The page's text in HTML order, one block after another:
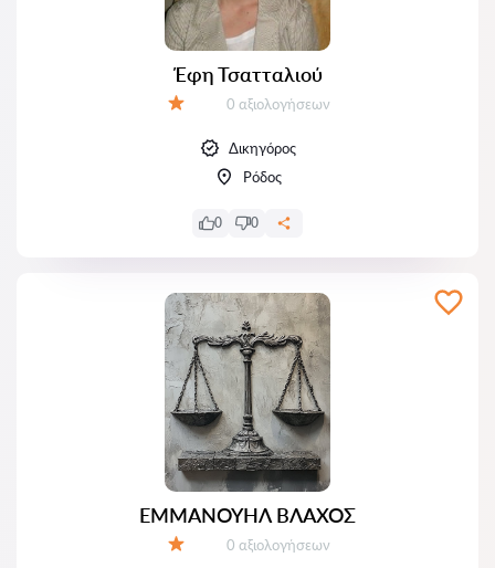
Έφη Τσατταλιού
Αξιολογήσεις:
0 αξιολογήσεων
Δικηγόρος
Ρόδος
0 0
ΕΜΜΑΝΟΥΗΛ ΒΛΑΧΟΣ
Αξιολογήσεις:
0 αξιολογήσεων